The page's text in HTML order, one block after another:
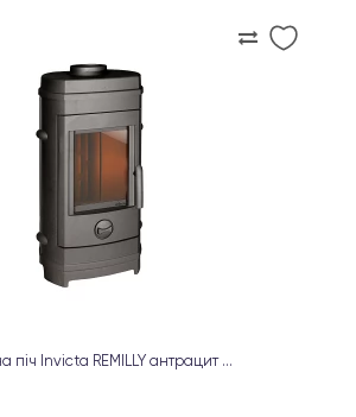
піч Invicta REMILLY антрацит ...